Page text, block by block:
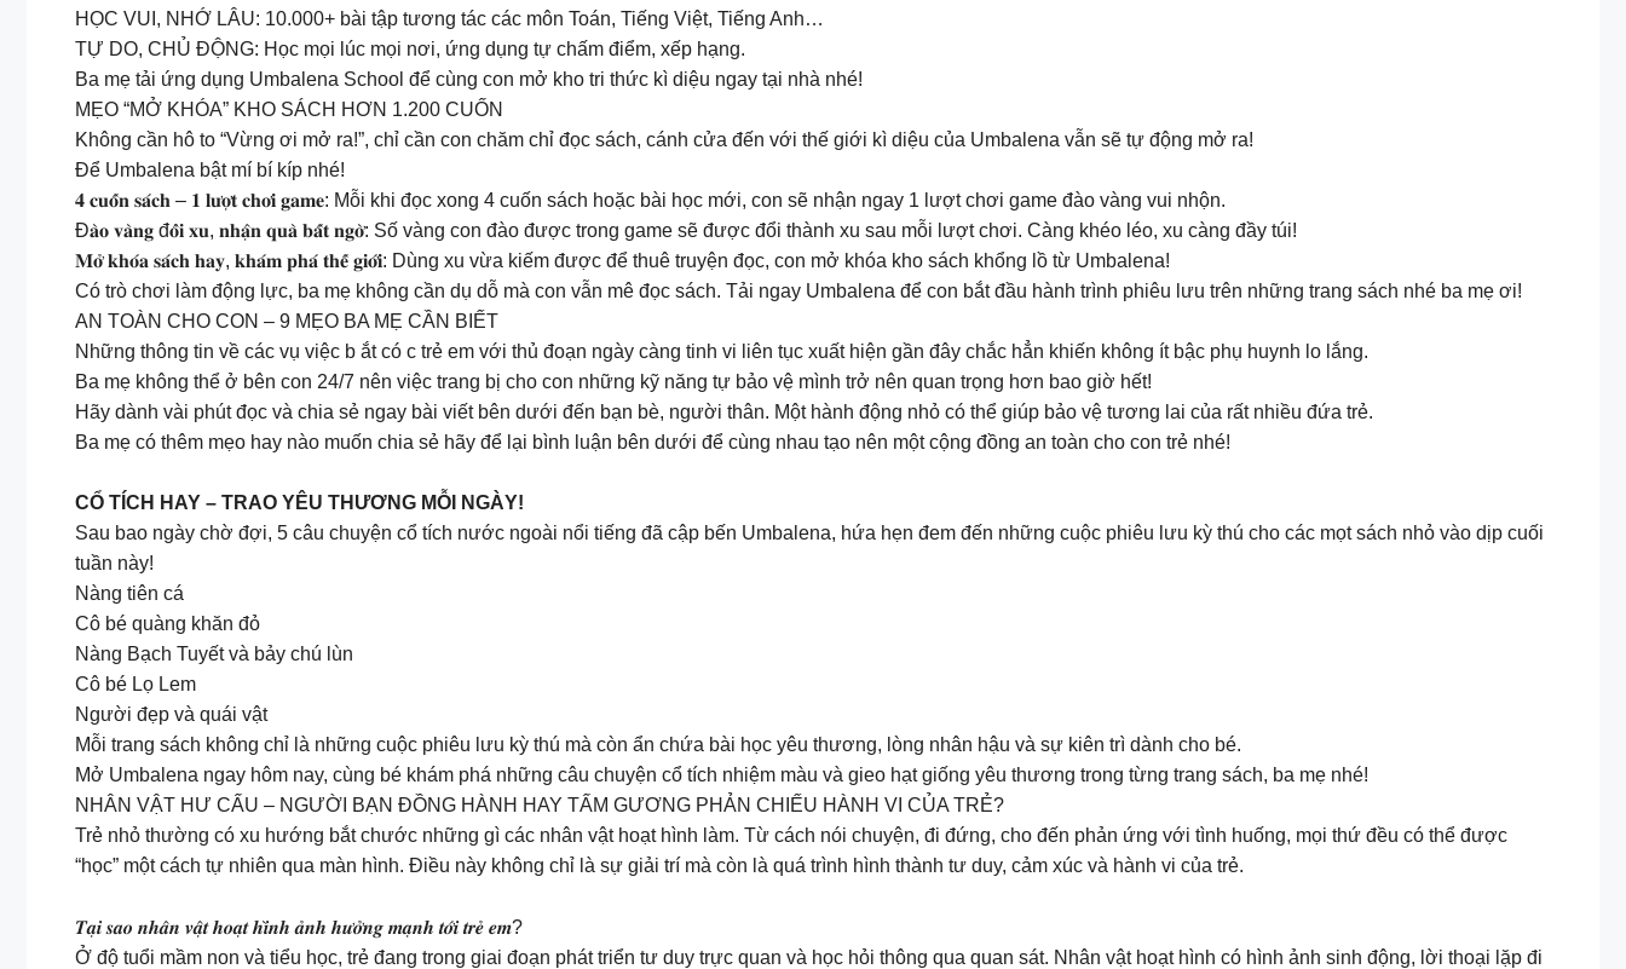
HỌC VUI, NHỚ LÂU: 10.000+ bài tập tương tác các môn Toán, Tiếng Việt, Tiếng Anh…
TỰ DO, CHỦ ĐỘNG: Học mọi lúc mọi nơi, ứng dụng tự chấm điểm, xếp hạng.
Ba mẹ tải ứng dụng Umbalena School để cùng con mở kho tri thức kì diệu ngay tại nhà nhé!
MẸO “MỞ KHÓA” KHO SÁCH HƠN 1.200 CUỐN
Không cần hô to “Vừng ơi mở ra!”, chỉ cần con chăm chỉ đọc sách, cánh cửa đến với thế giới kì diệu của Umbalena vẫn sẽ tự động mở ra!
Để Umbalena bật mí bí kíp nhé!
𝟒 𝐜𝐮𝐨̂́𝐧 𝐬𝐚́𝐜𝐡 – 𝟏 𝐥𝐮̛𝐨̛̣𝐭 𝐜𝐡𝐨̛𝐢 𝐠𝐚𝐦𝐞: Mỗi khi đọc xong 4 cuốn sách hoặc bài học mới, con sẽ nhận ngay 1 lượt chơi game đào vàng vui nhộn.
Đ𝐚̀𝐨 𝐯𝐚̀𝐧𝐠 đ𝐨̂̉𝐢 𝐱𝐮, 𝐧𝐡𝐚̣̂𝐧 𝐪𝐮𝐚̀ 𝐛𝐚̂́𝐭 𝐧𝐠𝐨̛̀: Số vàng con đào được trong game sẽ được đổi thành xu sau mỗi lượt chơi. Càng khéo léo, xu càng đầy túi!
𝐌𝐨̛̉ 𝐤𝐡𝐨́𝐚 𝐬𝐚́𝐜𝐡 𝐡𝐚𝐲, 𝐤𝐡𝐚́𝐦 𝐩𝐡𝐚́ 𝐭𝐡𝐞̂́ 𝐠𝐢𝐨̛́𝐢: Dùng xu vừa kiếm được để thuê truyện đọc, con mở khóa kho sách khổng lồ từ Umbalena!
Có trò chơi làm động lực, ba mẹ không cần dụ dỗ mà con vẫn mê đọc sách. Tải ngay Umbalena để con bắt đầu hành trình phiêu lưu trên những trang sách nhé ba mẹ ơi!
AN TOÀN CHO CON – 9 MẸO BA MẸ CẦN BIẾT
Những thông tin về các vụ việc b ắt có c trẻ em với thủ đoạn ngày càng tinh vi liên tục xuất hiện gần đây chắc hẳn khiến không ít bậc phụ huynh lo lắng.
Ba mẹ không thể ở bên con 24/7 nên việc trang bị cho con những kỹ năng tự bảo vệ mình trở nên quan trọng hơn bao giờ hết!
Hãy dành vài phút đọc và chia sẻ ngay bài viết bên dưới đến bạn bè, người thân. Một hành động nhỏ có thể giúp bảo vệ tương lai của rất nhiều đứa trẻ.
Ba mẹ có thêm mẹo hay nào muốn chia sẻ hãy để lại bình luận bên dưới để cùng nhau tạo nên một cộng đồng an toàn cho con trẻ nhé!
CỔ TÍCH HAY – TRAO YÊU THƯƠNG MỖI NGÀY!
Sau bao ngày chờ đợi, 5 câu chuyện cổ tích nước ngoài nổi tiếng đã cập bến Umbalena, hứa hẹn đem đến những cuộc phiêu lưu kỳ thú cho các mọt sách nhỏ vào dịp cuối
tuần này!
Nàng tiên cá
Cô bé quàng khăn đỏ
Nàng Bạch Tuyết và bảy chú lùn
Cô bé Lọ Lem
Người đẹp và quái vật
Mỗi trang sách không chỉ là những cuộc phiêu lưu kỳ thú mà còn ẩn chứa bài học yêu thương, lòng nhân hậu và sự kiên trì dành cho bé.
Mở Umbalena ngay hôm nay, cùng bé khám phá những câu chuyện cổ tích nhiệm màu và gieo hạt giống yêu thương trong từng trang sách, ba mẹ nhé!
NHÂN VẬT HƯ CẤU – NGƯỜI BẠN ĐỒNG HÀNH HAY TẤM GƯƠNG PHẢN CHIẾU HÀNH VI CỦA TRẺ?
Trẻ nhỏ thường có xu hướng bắt chước những gì các nhân vật hoạt hình làm. Từ cách nói chuyện, đi đứng, cho đến phản ứng với tình huống, mọi thứ đều có thể được
“học” một cách tự nhiên qua màn hình. Điều này không chỉ là sự giải trí mà còn là quá trình hình thành tư duy, cảm xúc và hành vi của trẻ.
𝑻𝒂̣𝒊 𝒔𝒂𝒐 𝒏𝒉𝒂̂𝒏 𝒗𝒂̣̂𝒕 𝒉𝒐𝒂̣𝒕 𝒉𝒊̀𝒏𝒉 𝒂̉𝒏𝒉 𝒉𝒖̛𝒐̛̉𝒏𝒈 𝒎𝒂̣𝒏𝒉 𝒕𝒐̛́𝒊 𝒕𝒓𝒆̉ 𝒆𝒎?
Ở độ tuổi mầm non và tiểu học, trẻ đang trong giai đoạn phát triển tư duy trực quan và học hỏi thông qua quan sát. Nhân vật hoạt hình có hình ảnh sinh động, lời thoại lặp đi